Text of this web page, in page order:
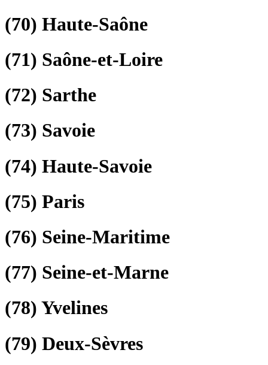
(70) Haute-Saône
(71) Saône-et-Loire
(72) Sarthe
(73) Savoie
(74) Haute-Savoie
(75) Paris
(76) Seine-Maritime
(77) Seine-et-Marne
(78) Yvelines
(79) Deux-Sèvres